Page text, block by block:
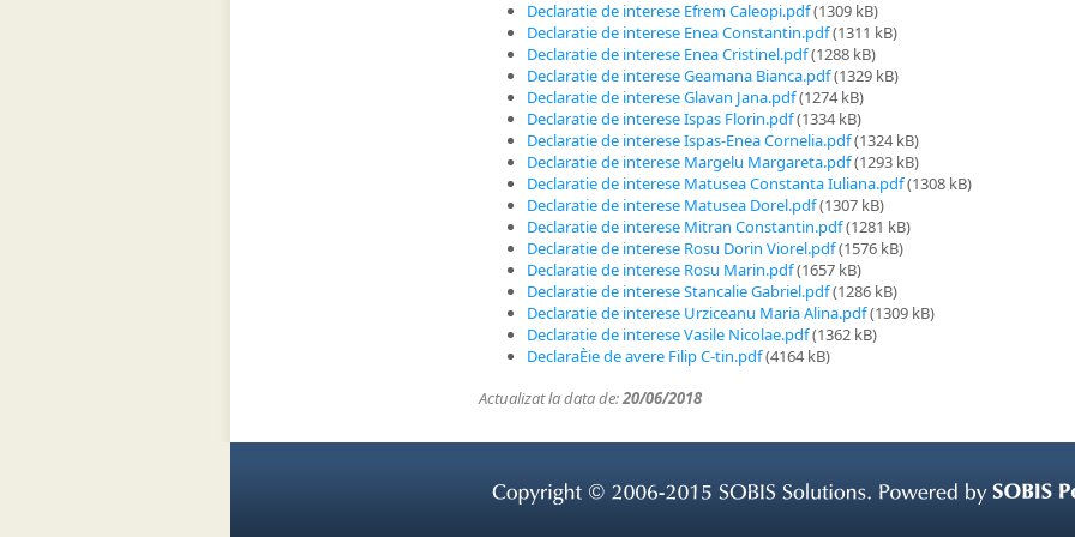
Declaratie de interese Efrem Caleopi.pdf(1309 kB)
Declaratie de interese Enea Constantin.pdf(1311 kB)
Declaratie de interese Enea Cristinel.pdf(1288 kB)
Declaratie de interese Geamana Bianca.pdf(1329 kB)
Declaratie de interese Glavan Jana.pdf(1274 kB)
Declaratie de interese Ispas Florin.pdf(1334 kB)
Declaratie de interese Ispas-Enea Cornelia.pdf(1324 kB)
Declaratie de interese Margelu Margareta.pdf(1293 kB)
Declaratie de interese Matusea Constanta Iuliana.pdf(1308 kB)
Declaratie de interese Matusea Dorel.pdf(1307 kB)
Declaratie de interese Mitran Constantin.pdf(1281 kB)
Declaratie de interese Rosu Dorin Viorel.pdf(1576 kB)
Declaratie de interese Rosu Marin.pdf(1657 kB)
Declaratie de interese Stancalie Gabriel.pdf(1286 kB)
Declaratie de interese Urziceanu Maria Alina.pdf(1309 kB)
Declaratie de interese Vasile Nicolae.pdf(1362 kB)
DeclaraÈie de avere Filip C-tin.pdf(4164 kB)
Actualizat la data de:20/06/2018
Copyright © 2006-2015 SOBIS Solutions. Powered by SOBIS